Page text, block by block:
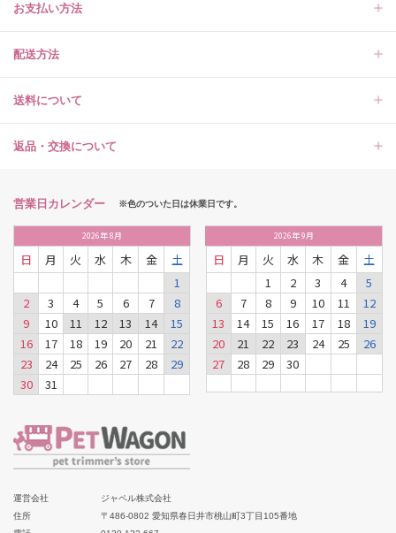
お支払い方法
配送方法
送料について
返品・交換について
営業日カレンダー ※色のついた日は休業日です。
2026年8月
日 月 火 水 木 金
土
1
2
3 4 5 6 7
8
9
10 11 12 13 14
15
16
17 18 19 20 21
22
23
24 25 26 27 28
29
30
31
2026年9月
日 月 火 水 木 金
土
1
2 3 4
5
6
7 8 9 10 11
12
13
14 15 16 17 18
19
20
21 22 23 24 25
26
27
28 29 30
運営会社
ジャペル株式会社
住所
〒486-0802 愛知県春日井市桃山町3丁目105番地